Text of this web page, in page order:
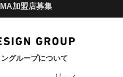
グループについて
加盟店募集